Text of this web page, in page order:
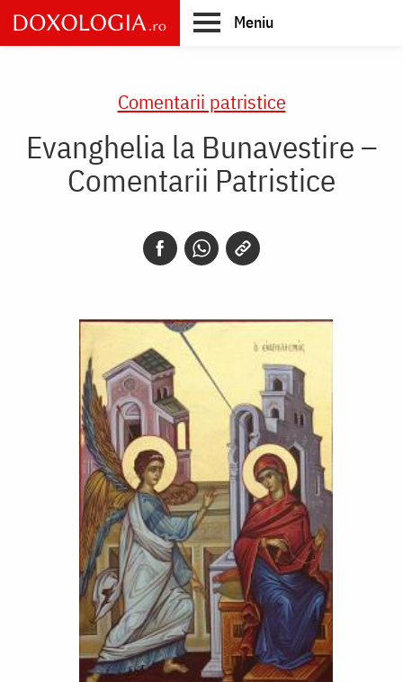
Skip
to
main
Meniu
Comentarii patristice
Evanghelia la Bunavestire –
Comentarii Patristice